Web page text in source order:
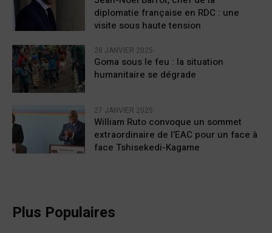
diplomatie française en RDC : une
visite sous haute tension
28 JANVIER 2025
Goma sous le feu : la situation
humanitaire se dégrade
27 JANVIER 2025
William Ruto convoque un sommet
extraordinaire de l’EAC pour un face à
face Tshisekedi-Kagame
Plus Populaires